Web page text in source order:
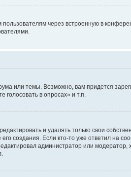
через встроенную в
или темы. Возможно, вам придется
в опросах» и т.п.
и удалять только свои
создания. Если кто-то уже ответил на
администратор или